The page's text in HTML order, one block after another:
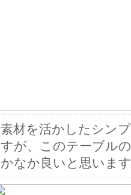
素材を活かしたシン
すが、このテーブル
かなか良いと思いま